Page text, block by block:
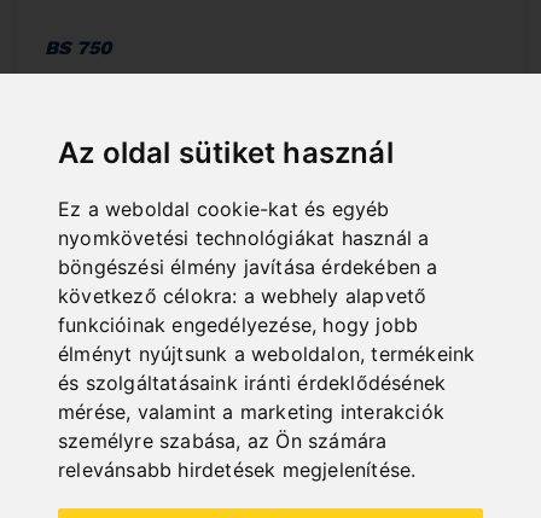
Az oldal sütiket használ
Ez a weboldal cookie-kat és egyéb
nyomkövetési technológiákat használ a
böngészési élmény javítása érdekében a
következő célokra: a webhely alapvető
funkcióinak engedélyezése, hogy jobb
élményt nyújtsunk a weboldalon,termékeink
és szolgáltatásaink iránti érdeklődésének
mérése, valamint a marketing interakciók
személyre szabása, az Ön számára
relevánsabb hirdetések megjelenítése.
BS 750
Art. No. : 07-1097
incl. 20% VAT
Deliverable in 2-3 business days